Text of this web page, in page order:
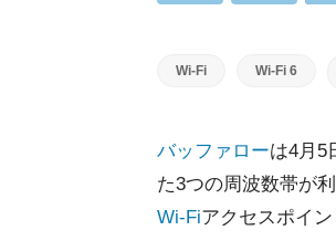
Wi-Fi Wi-Fi 6
バッファローは4月5
た3つの周波数帯が
Wi-Fiアクセスポイ